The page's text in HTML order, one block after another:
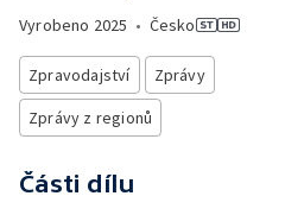
Vyrobeno 2025 • Česko
Zpravodajství
Zprávy
Zprávy z regionů
Části dílu